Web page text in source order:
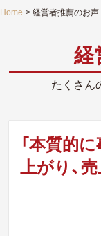
Home 経営者推薦のお声
経
たくさん
「本質的
上がり、